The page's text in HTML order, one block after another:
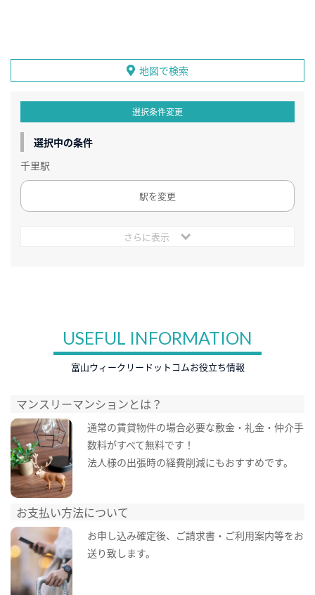
地図で検索
選択条件変更
選択中の条件
千里駅
駅を変更
さらに表示
USEFUL INFORMATION
富山ウィークリードットコムお役立ち情報
マンスリーマンションとは？
通常の賃貸物件の場合必要な敷金・礼金・仲介手
数料がすべて無料です！
法人様の出張時の経費削減にもおすすめです。
お支払い方法について
お申し込み確定後、ご請求書・ご利用案内等をお
送り致します。